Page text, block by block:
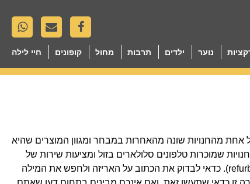
נוער ילדים תרבות מחול קופונים חיי לילה
אחת מהחנויות שונה מהאחרות במבחר ומגוון המוצרים שהיא
שמוכרות טלפונים סלולארים בזול ומציעות שירות של
תיקון הטלפון הסלולארי. שימו לב שבחנויות אלה מוכרים גם סחורה מחודשת (refurbished). כדאי לבדוק את הכתוב על האריזה ולחפש את המילה